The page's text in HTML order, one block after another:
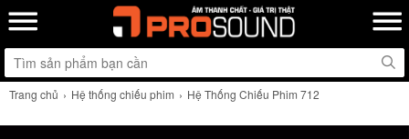
Trang chủ Hệ thống chiếu phim Hệ Thống Chiếu Phim 712